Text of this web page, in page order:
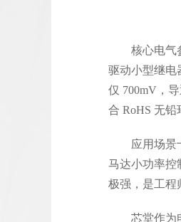
核心电气
驱动小型继电
仅 700mV，
合 RoHS 无铅
应用场景
马达小功率控
极强，是工程
芯堂作为